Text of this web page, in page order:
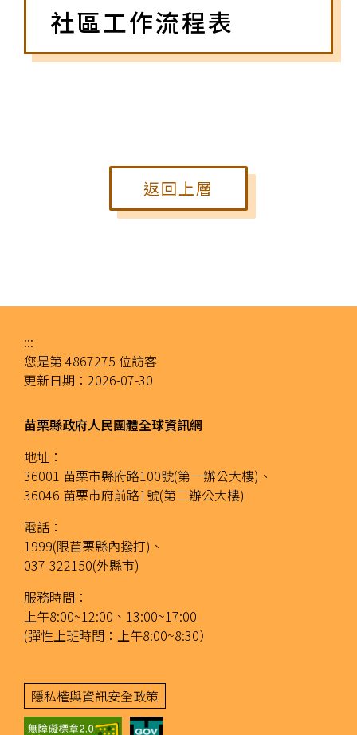
社區工作流程表
返回上層
:::
您是第 4867275 位訪客
更新日期： 2026-07-30
苗栗縣政府人民團體全球資訊網
地址：
36001 苗栗市縣府路100號(第一辦公大樓)、
36046 苗栗市府前路1號(第二辦公大樓)
電話：
1999(限苗栗縣內撥打)、
037-322150(外縣市)
服務時間：
上午8:00~12:00、13:00~17:00
(彈性上班時間：上午8:00~8:30）
隱私權與資訊安全政策